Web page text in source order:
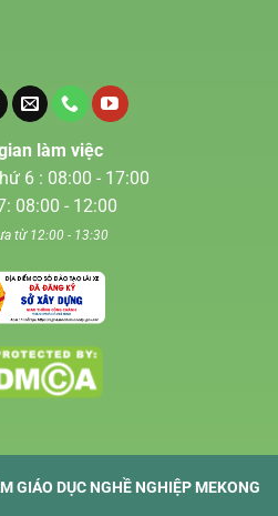
làm việc
6 : 08:00 - 17:00
08:00 - 12:00
từ 12:00 - 13:30
GIÁO DỤC NGHỀ NGHIỆP MEKONG